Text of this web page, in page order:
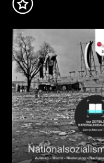
Inhalt